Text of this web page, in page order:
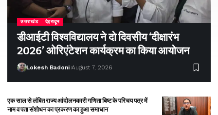
उत्तराखंड देहरादून
डीआईटी विश्वविद्यालय ने दो दिवसीय ‘दीक्षारंभ
2026’ ओरिएंटेशन कार्यक्रम का किया आयोजन
Lokesh Badoni August 7, 2026
एक साल से लंबित राज्य आंदोलनकारी गणिता बिष्ट के परिचय पत्र में
नाम व पता संशोधन का प्रकरण का हुआ समाधान